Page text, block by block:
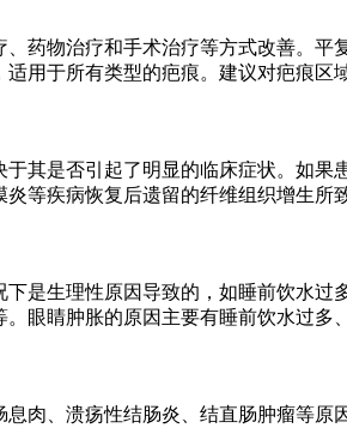
药物治疗和手术治疗等方式改善。
用于所有类型的疤痕。建议对疤痕
其是否引起了明显的临床症状。如
等疾病恢复后遗留的纤维组织增生
是生理性原因导致的，如睡前饮水
眼睛肿胀的原因主要有睡前饮水过
肉、溃疡性结肠炎、结直肠肿瘤等